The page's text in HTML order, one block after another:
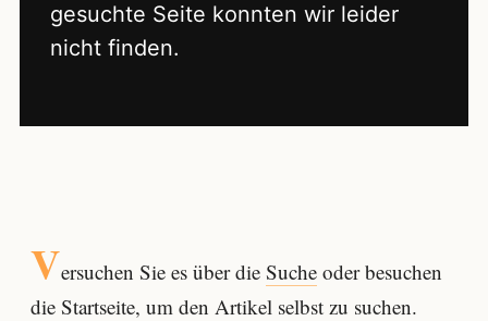
gesuchte Seite konnten wir leider
nicht finden.
Versuchen Sie es über die Sucheoder besuchen
die Startseite, um den Artikel selbst zu suchen.